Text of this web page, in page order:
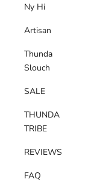
Ny Hi
Artisan
Thunda
Slouch
SALE
THUNDA
TRIBE
REVIEWS
FAQ